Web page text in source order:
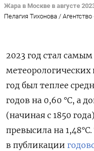
Жара в Москве в августе
Пелагия Тихонова /
2023 год стал
год был теплее
годов на 0,60 °C, а
(начиная с 1850
превысила на
в публикации